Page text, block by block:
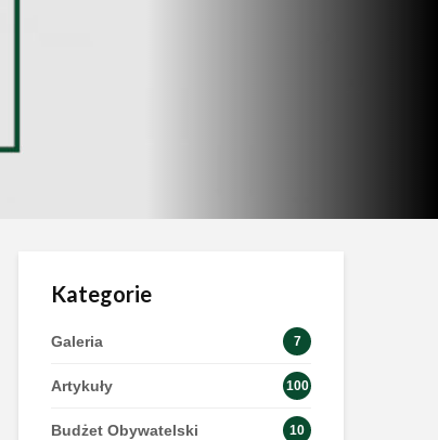
Kategorie
Galeria 7
Artykuły 100
Budżet Obywatelski 10